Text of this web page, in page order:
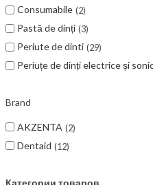
Consumabile 2
Pastă de dinți 3
Periute de dinti 29
Periuțe de dinți electrice și
Brand
AKZENTA 2
Dentaid 12
Категории товаров